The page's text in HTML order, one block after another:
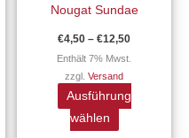
Nougat Sundae
€4,50 –€12,50
Enthält 7% Mwst.
zzgl.Versand
Ausführung
wählen
Varianten
auf.
Die
Optionen
können